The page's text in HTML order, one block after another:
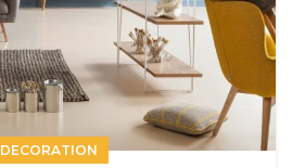
DECORATION